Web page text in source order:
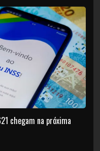
chegam na próxima